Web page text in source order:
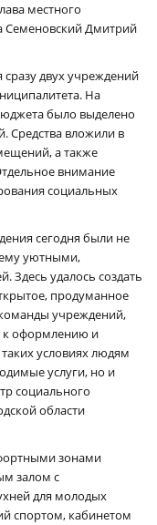
местного
Семеновский Дмитрий
сразу двух учреждений
На
было выделено
Средства вложили в
а также
внимание
социальных
сегодня были не
уютными,
удалось создать
продуманное
учреждений,
к оформлению и
условиях людям
услуги, но и
социального
области
зонами
залом с
для молодых
спортом, кабинетом